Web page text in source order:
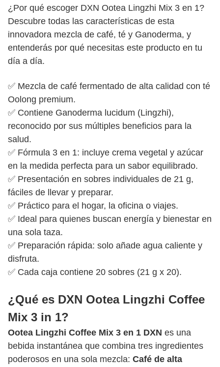
¿Por qué escoger DXN Ootea Lingzhi Mix 3 en 1?
Descubre todas las características de esta
innovadora mezcla de café, té y Ganoderma, y
entenderás por qué necesitas este producto en tu
día a día.
✅ Mezcla de café fermentado de alta calidad con té
Oolong premium.
✅ Contiene Ganoderma lucidum (Lingzhi),
reconocido por sus múltiples beneficios para la
salud.
✅ Fórmula 3 en 1: incluye crema vegetal y azúcar
en la medida perfecta para un sabor equilibrado.
✅ Presentación en sobres individuales de 21 g,
fáciles de llevar y preparar.
✅ Práctico para el hogar, la oficina o viajes.
✅ Ideal para quienes buscan energía y bienestar en
una sola taza.
✅ Preparación rápida: solo añade agua caliente y
disfruta.
✅ Cada caja contiene 20 sobres (21 g x 20).
¿Qué es DXN Ootea Lingzhi Coffee
Mix 3 in 1?
Ootea Lingzhi Coffee Mix 3 en 1 DXN es una
bebida instantánea que combina tres ingredientes
poderosos en una sola mezcla: Café de alta